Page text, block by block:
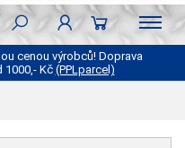
cenou výrobců! Doprava
1000,- Kč(PPLparcel)